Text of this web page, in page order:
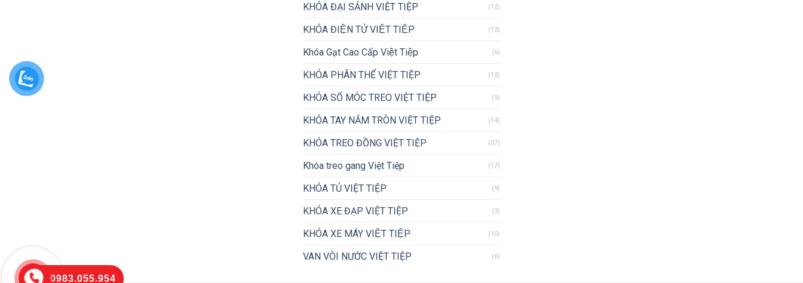
KHÓA ĐẠI SẢNH VIỆT TIỆP (12)
KHÓA ĐIỆN TỬ VIỆT TIỆP (13)
Khóa Gạt Cao Cấp Việt Tiệp (6)
KHÓA PHÂN THỂ VIỆT TIỆP (12)
KHÓA SỐ MÓC TREO VIỆT TIỆP (9)
KHÓA TAY NẮM TRÒN VIỆT TIỆP (14)
KHÓA TREO ĐỒNG VIỆT TIỆP (37)
Khóa treo gang Việt Tiệp (17)
KHÓA TỦ VIỆT TIỆP (9)
KHÓA XE ĐẠP VIỆT TIỆP (3)
KHÓA XE MÁY VIỆT TIỆP (10)
VAN VÒI NƯỚC VIỆT TIỆP (6)
0983.055.954